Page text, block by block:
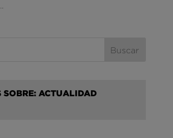
SOBRE: ACTUALIDAD